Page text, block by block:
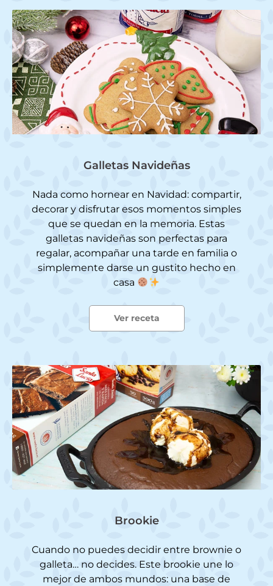
Galletas Navideñas
Nada como hornear en Navidad: compartir,
decorar y disfrutar esos momentos simples
que se quedan en la memoria. Estas
galletas navideñas son perfectas para
regalar, acompañar una tarde en familia o
simplemente darse un gustito hecho en
casa
Ver receta
Brookie
Cuando no puedes decidir entre brownie o
galleta… no decides. Este brookie une lo
mejor de ambos mundos: una base de